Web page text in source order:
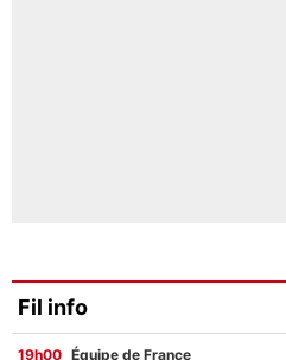
Fil info
19h00 Équipe de France